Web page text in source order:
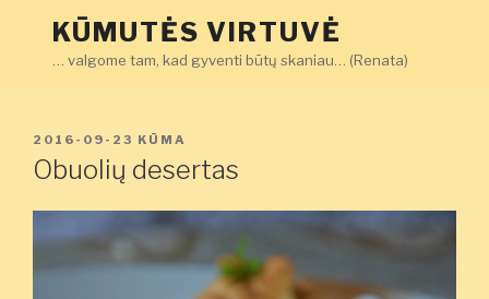
KŪMUTĖS VIRTUVĖ
… valgome tam, kad gyventi būtų skaniau… (Renata)
PASKELBTA
2016-09-23 KŪMA
Obuolių desertas